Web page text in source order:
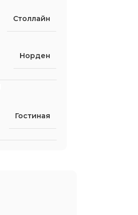
Столлайн
Норден
Гостиная